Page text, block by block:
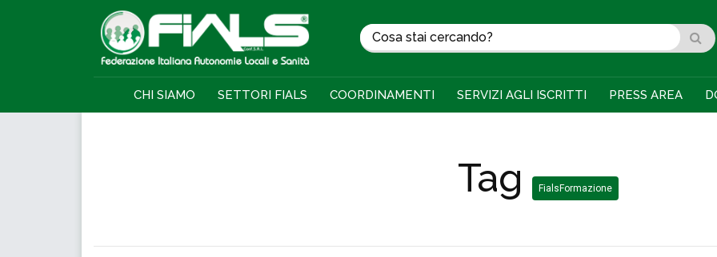
CHI SIAMO SETTORI FIALS COORDINAMENTI SERVIZI AGLI ISCRITTI PRESS AREA
Tag FialsFormazione